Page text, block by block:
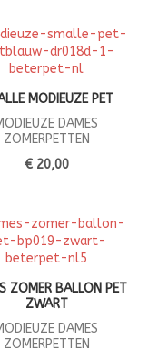
MODIEUZE PET
DAMES
ZOMERPETTEN
€ 20,00
ZOMER BALLON PET
ZWART
DAMES
ZOMERPETTEN